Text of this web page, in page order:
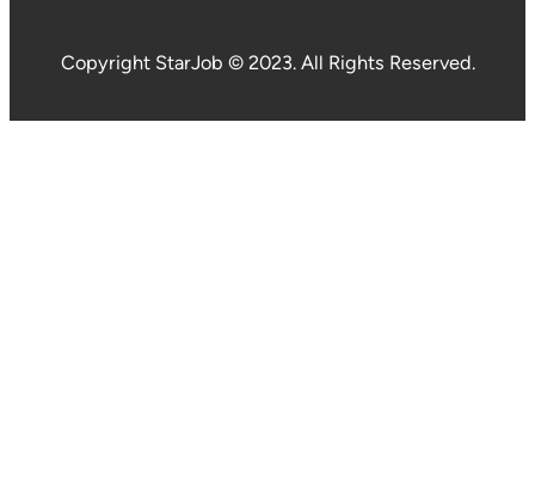
Copyright StarJob © 2023. All Rights Reserved.